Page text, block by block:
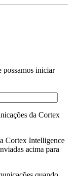
possamos iniciar
da Cortex
Cortex Intelligence
acima para